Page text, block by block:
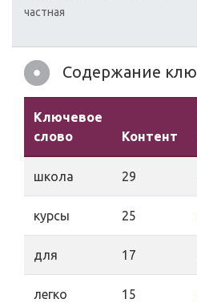
частная
Содержание
Ключевое
слово
Контент
школа 29
курсы 25
для 17
легко 15